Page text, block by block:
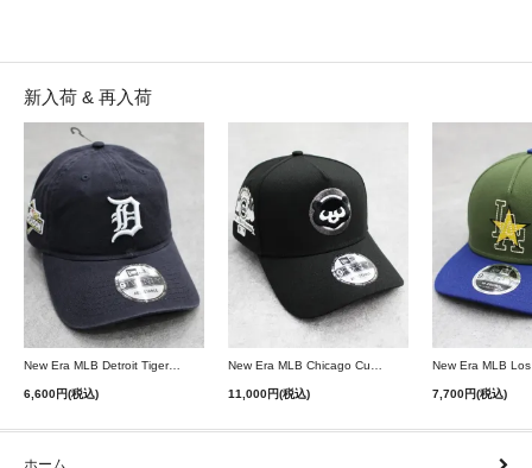
新入荷 & 再入荷
New Era MLB Detroit Tigers Postseason 9Twenty Strapback Cap - Navy
6,600円(税込) 11,000円(税込) 7,700円(税込)
ホーム